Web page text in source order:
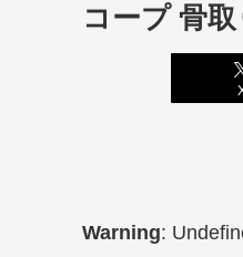
コープ 骨
Warning: